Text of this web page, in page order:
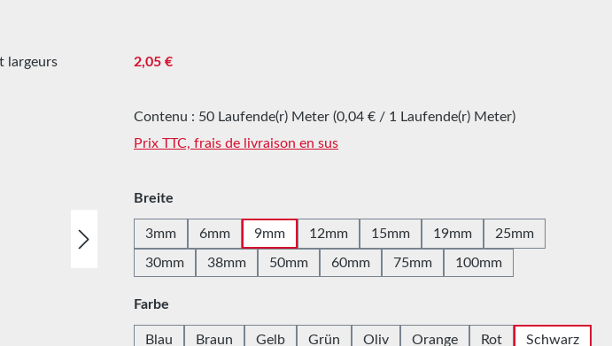
Prix régulier :
2,05 €
Contenu : 50 Laufende(r) Meter (0,04 € / 1 Laufende(r) Meter)
Prix TTC, frais de livraison en sus
Sélectionnez
Breite
3mm 6mm 9mm 12mm 15mm 19mm 25mm
30mm 38mm 50mm 60mm 75mm 100mm
Sélectionnez
Farbe
Blau Braun Gelb Grün Oliv Orange Rot Schwarz